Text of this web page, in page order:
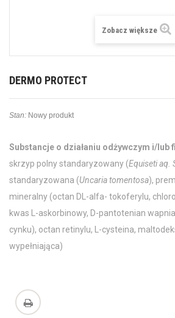
Zobacz większe
DERMO PROTECT
Stan: Nowy produkt
Substancje o działaniu odżywczym i/lub
skrzyp polny standaryzowany (Equiseti aq.
standaryzowana (Uncaria tomentosa),
mineralny (octan DL-alfa- tokoferylu,
kwas L-askorbinowy, D-pantotenian
cynku), octan retinylu, L-cysteina,
wypełniająca)